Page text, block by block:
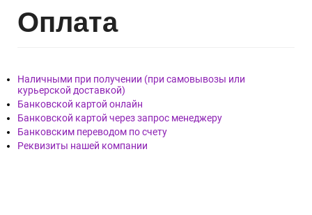
Оплата
Наличными при получении (при самовывозы или
курьерской доставкой)
Банковской картой онлайн
Банковской картой через запрос менеджеру
Банковским переводом по счету
Реквизиты нашей компании